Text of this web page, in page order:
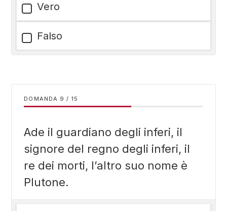
Vero
Falso
DOMANDA / 15
Ade il guardiano degli inferi, il
signore del regno degli inferi, il
re dei morti, l’altro suo nome è
Plutone.